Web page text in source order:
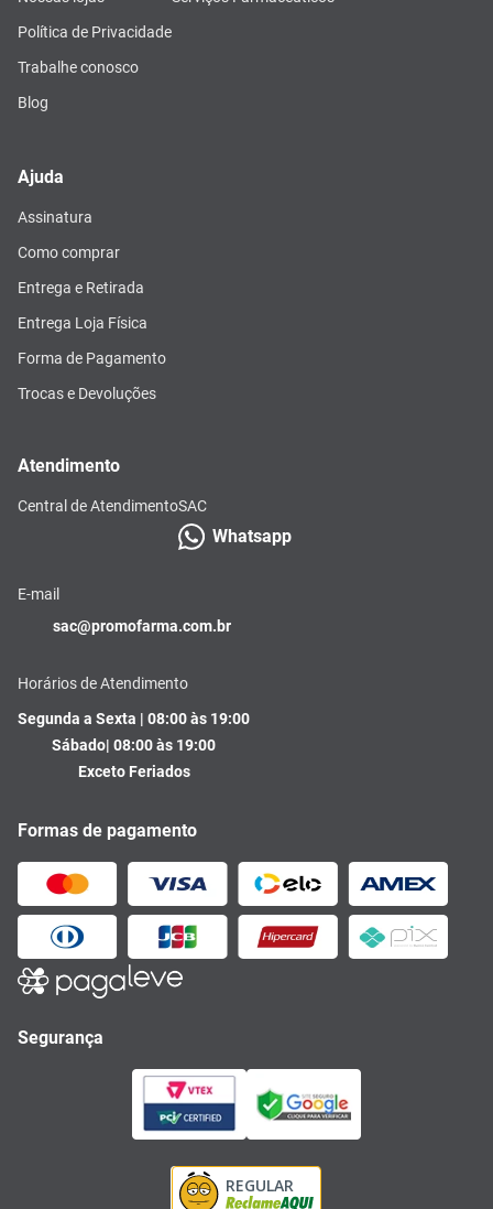
Política de Privacidade
Trabalhe conosco
Blog
Ajuda
Assinatura
Como comprar
Entrega e Retirada
Entrega Loja Física
Forma de Pagamento
Trocas e Devoluções
Atendimento
Central de AtendimentoSAC
Whatsapp
E-mail
sac@promofarma.com.br
Horários de Atendimento
Segunda a Sexta | 08:00 às 19:00
Sábado| 08:00 às 19:00
Exceto Feriados
Formas de pagamento
Segurança
8º Vitamina D
9º Absorvente